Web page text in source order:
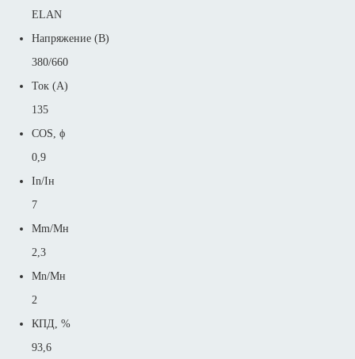
ELAN
Напряжение (В)
380/660
Ток (А)
135
COS, ϕ
0,9
In/Iн
7
Mm/Mн
2,3
Mn/Mн
2
КПД, %
93,6